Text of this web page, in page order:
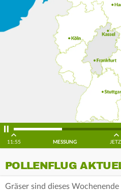
11:55 MESSUNG
POLLENFLUG
Gräser sind dieses